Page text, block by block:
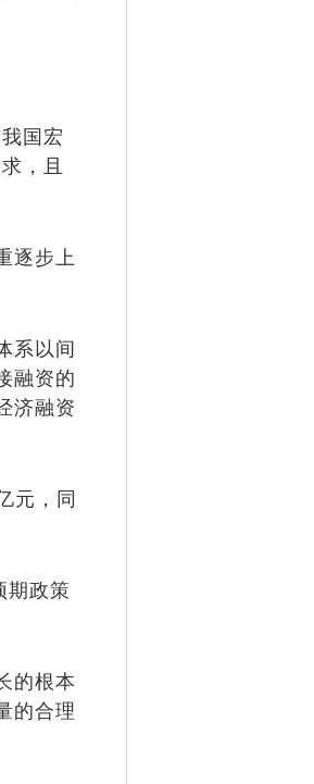
国宏
，且
逐步上
系以间
融资的
济融资
元，同
期政策
的根本
的合理